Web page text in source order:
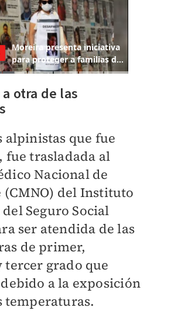
otra de las
alpinistas que fue
fue trasladada al
Nacional de
(CMNO) del Instituto
Seguro Social
ser atendida de las
de primer,
tercer grado que
a la exposición
temperaturas.